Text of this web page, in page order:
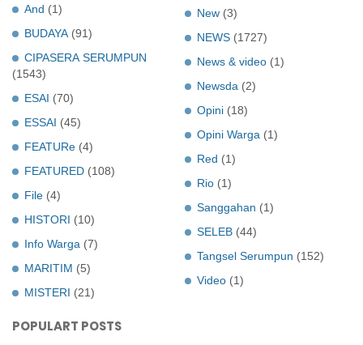
And (1)
BUDAYA (91)
CIPASERA SERUMPUN
(1543)
ESAI (70)
ESSAI (45)
FEATURe (4)
FEATURED (108)
File (4)
HISTORI (10)
Info Warga (7)
MARITIM (5)
MISTERI (21)
New (3)
NEWS (1727)
News & video (1)
Newsda (2)
Opini (18)
Opini Warga (1)
Red (1)
Rio (1)
Sanggahan (1)
SELEB (44)
Tangsel Serumpun (152)
Video (1)
POPULART POSTS